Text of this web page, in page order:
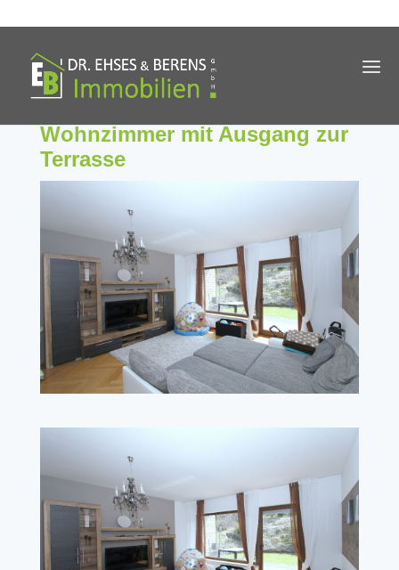
Wohnzimmer mit Ausgang zur
Terrasse